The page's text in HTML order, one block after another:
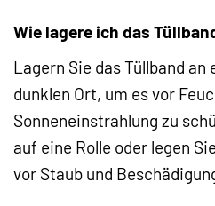
Wie lagere ich das
Lagern Sie das Tüllband
dunklen Ort, um es vor
Sonneneinstrahlung zu
auf eine Rolle oder legen
vor Staub und